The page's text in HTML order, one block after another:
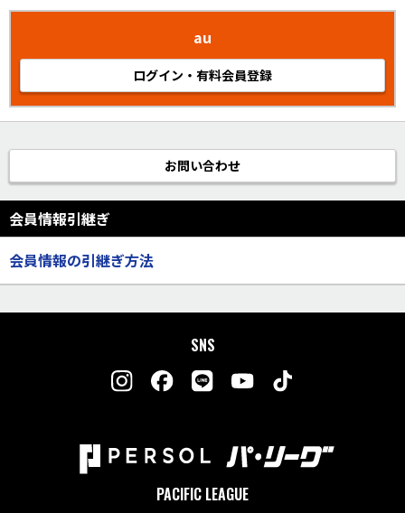
au
ログイン・有料会員登録
お問い合わせ
会員情報引継ぎ
会員情報の引継ぎ方法
SNS
PACIFIC LEAGUE